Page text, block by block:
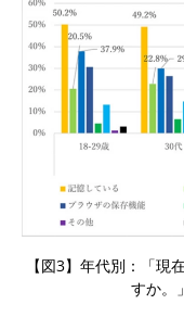
【図3】年代別：「現
すか。